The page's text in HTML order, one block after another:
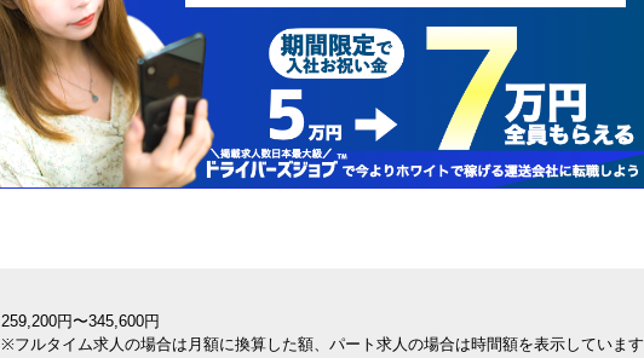
259,200円〜345,600円
※フルタイム求人の場合は月額に換算した額、パート求人の場合は時間額を表示しています